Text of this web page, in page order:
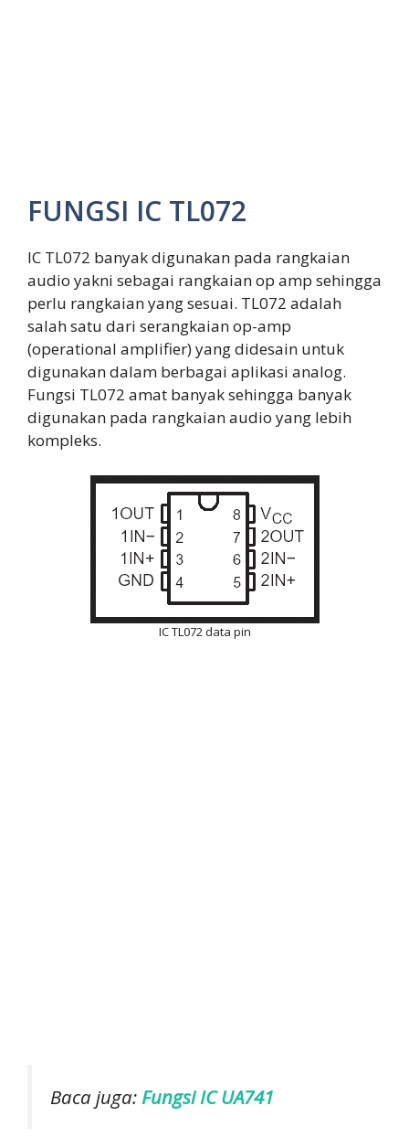
FUNGSI IC TL072
IC TL072 banyak digunakan pada rangkaian
audio yakni sebagai rangkaian op amp sehingga
perlu rangkaian yang sesuai. TL072 adalah
salah satu dari serangkaian op-amp
(operational amplifier) yang didesain untuk
digunakan dalam berbagai aplikasi analog.
Fungsi TL072 amat banyak sehingga banyak
digunakan pada rangkaian audio yang lebih
kompleks.
IC TL072 data pin
Baca juga: Fungsi IC UA741